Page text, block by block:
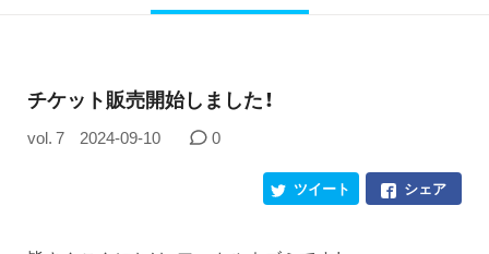
チケット販売開始しました！
vol. 7 2024-09-10 0
シェア
ツイート